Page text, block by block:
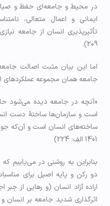
در محیط و جامعه‌‌ای حفظ و
ایمانی و اعمال متعالی،
209).
اما این بیان مثبت اصالت
جامعه همان مجموعه
«آنچه در جامعه دیده می­‌شود
است و سازمان­‌ها ساختۀ ­دست
ساخته‌های انسان است و آن­‌که
1401 الف: 224)
بنابراین به روشنی در می‌­یابیم
دو رکن و پایه­ اصیل برای
اراده­ آزاد انسان (و رهایی از
اثرگذاری شدید جامعه بر انسان